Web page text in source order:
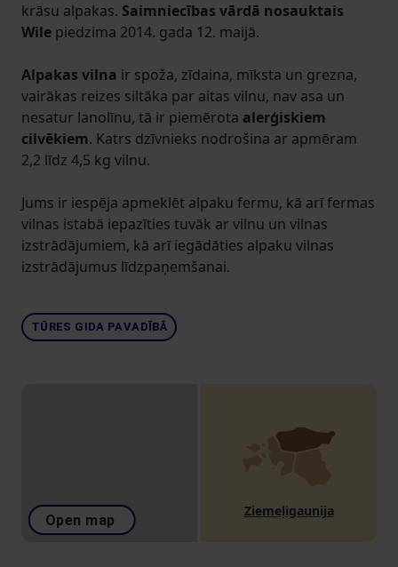
krāsu alpakas. Saimniecības vārdā nosauktais
Wile piedzima 2014. gada 12. maijā.
Alpakas vilna ir spoža, zīdaina, mīksta un grezna,
vairākas reizes siltāka par aitas vilnu, nav asa un
nesatur lanolīnu, tā ir piemērota alerģiskiem
cilvēkiem. Katrs dzīvnieks nodrošina ar apmēram
2,2 līdz 4,5 kg vilnu.
Jums ir iespēja apmeklēt alpaku fermu, kā arī fermas
vilnas istabā iepazīties tuvāk ar vilnu un vilnas
izstrādājumiem, kā arī iegādāties alpaku vilnas
izstrādājumus līdzpaņemšanai.
TŪRES GIDA PAVADĪBĀ
Open map
Ziemeļigaunija